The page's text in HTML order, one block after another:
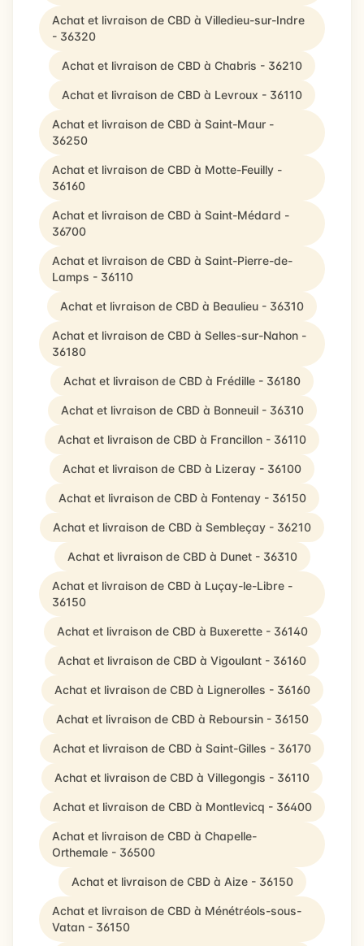
Achat et livraison de CBD à Villedieu-sur-Indre
- 36320
Achat et livraison de CBD à Chabris - 36210
Achat et livraison de CBD à Levroux - 36110
Achat et livraison de CBD à Saint-Maur -
36250
Achat et livraison de CBD à Motte-Feuilly -
36160
Achat et livraison de CBD à Saint-Médard -
36700
Achat et livraison de CBD à Saint-Pierre-de-
Lamps - 36110
Achat et livraison de CBD à Beaulieu - 36310
Achat et livraison de CBD à Selles-sur-Nahon -
36180
Achat et livraison de CBD à Frédille - 36180
Achat et livraison de CBD à Bonneuil - 36310
Achat et livraison de CBD à Francillon - 36110
Achat et livraison de CBD à Lizeray - 36100
Achat et livraison de CBD à Fontenay - 36150
Achat et livraison de CBD à Sembleçay - 36210
Achat et livraison de CBD à Dunet - 36310
Achat et livraison de CBD à Luçay-le-Libre -
36150
Achat et livraison de CBD à Buxerette - 36140
Achat et livraison de CBD à Vigoulant - 36160
Achat et livraison de CBD à Lignerolles - 36160
Achat et livraison de CBD à Reboursin - 36150
Achat et livraison de CBD à Saint-Gilles - 36170
Achat et livraison de CBD à Villegongis - 36110
Achat et livraison de CBD à Montlevicq - 36400
Achat et livraison de CBD à Chapelle-
Orthemale - 36500
Achat et livraison de CBD à Aize - 36150
Achat et livraison de CBD à Ménétréols-sous-
Vatan - 36150